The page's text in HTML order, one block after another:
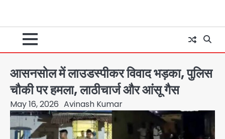
आसनसोल में लाउडस्पीकर विवाद भड़का, पुलिस
चौकी पर हमला, लाठीचार्ज और आंसू गैस
May 16, 2026 Avinash Kumar